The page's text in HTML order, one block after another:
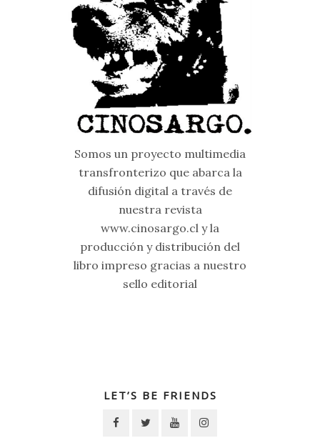
Somos un proyecto multimedia
transfronterizo que abarca la
difusión digital a través de
nuestra revista
www.cinosargo.cl y la
producción y distribución del
libro impreso gracias a nuestro
sello editorial
LET’S BE FRIENDS